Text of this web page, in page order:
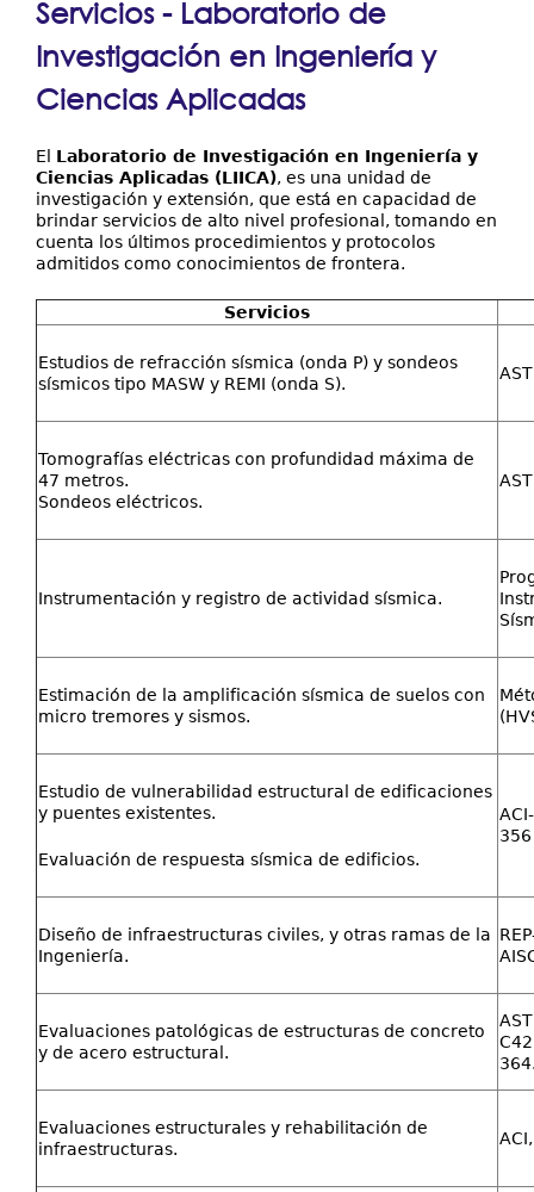
Contáctenos
aquíServicios - Laboratorio de
Investigación en Ingeniería y
Ciencias Aplicadas
El Laboratorio de Investigación en Ingeniería y
Ciencias Aplicadas (LIICA), es una unidad de
investigación y extensión, que está en capacidad de
brindar servicios de alto nivel profesional, tomando en
cuenta los últimos procedimientos y protocolos
admitidos como conocimientos de frontera.
Servicios
Estudios de refracción sísmica (onda P) y sondeos
sísmicos tipo MASW y REMI (onda S).
Tomografías eléctricas con profundidad máxima de
47 metros.
Sondeos eléctricos.
Instrumentación y registro de actividad sísmica.
Estimación de la amplificación sísmica de suelos con
micro tremores y sismos.
Estudio de vulnerabilidad estructural de edificaciones
y puentes existentes.
Evaluación de respuesta sísmica de edificios.
356
Diseño de infraestructuras civiles, y otras ramas de la
Ingeniería.
Evaluaciones patológicas de estructuras de concreto
y de acero estructural.
Evaluaciones estructurales y rehabilitación de
infraestructuras.